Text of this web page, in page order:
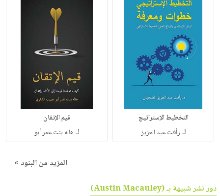
التخطيط الإستراتيج
لـ رأفت عبد العزيز
قيم الإتقان
لـ هاله بنت عمر أبو
المزيد من البنود »
دور نشر شبيهة بـ (Austin Macauley)